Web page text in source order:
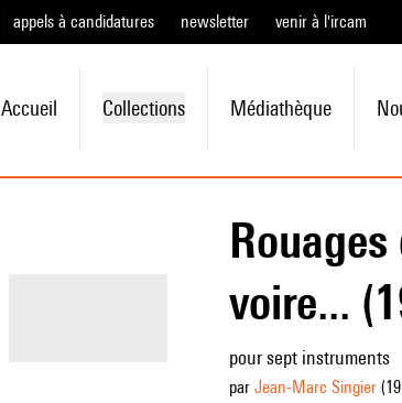
appels à candidatures newsletter venir à l'ircam
Accueil Collections Médiathèque
voire...
pour sept instruments
par Jean-Marc Singier